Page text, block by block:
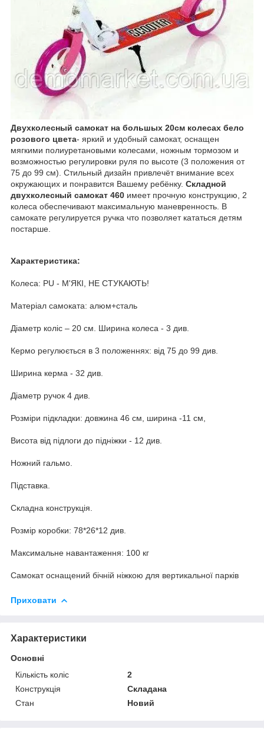
Двухколесный самокат на большых 20см колесах бело
розового цвета- яркий и удобный самокат, оснащен
мягкими полиуретановыми колесами, ножным тормозом и
возможностью регулировки руля по высоте (3 положения от
75 до 99 см). Стильный дизайн привлечёт внимание всех
окружающих и понравится Вашему ребёнку. Складной
двухколесный самокат 460 имеет прочную конструкцию, 2
колеса обеспечивают максимальную маневренность. В
самокате регулируется ручка что позволяет кататься детям
постарше.
Характеристика:
Колеса: PU - М'ЯКІ, НЕ СТУКАЮТЬ!
Матеріал самоката: алюм+сталь
Діаметр коліс – 20 см. Ширина колеса - 3 див.
Кермо регулюється в 3 положеннях: від 75 до 99 див.
Ширина керма - 32 див.
Діаметр ручок 4 див.
Розміри підкладки: довжина 46 см, ширина -11 см,
Висота від підлоги до підніжки - 12 див.
Ножний гальмо.
Підставка.
Складна конструкція.
Розмір коробки: 78*26*12 див.
Максимальне навантаження: 100 кг
Самокат оснащений бічній ніжкою для вертикальної парків
Приховати
Характеристики
Основні
Кількість коліс
2
Конструкція
Складана
Стан
Новий